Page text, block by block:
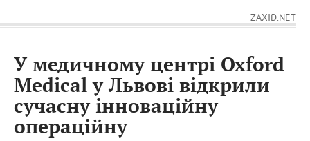
ZAXID.NET
У медичному центрі Oxford
Medical у Львові відкрили
сучасну інноваційну
операційну